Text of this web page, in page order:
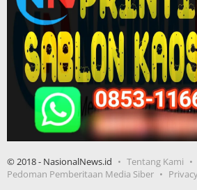
© 2018 - NasionalNews.id
Tentang Kami
Pedoman Pemberitaan Media Siber